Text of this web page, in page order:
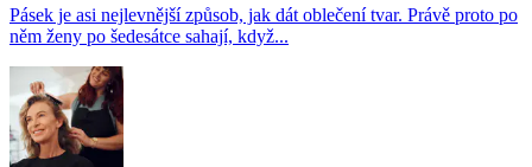
Pásek je asi nejlevnější způsob, jak dát oblečení tvar. Právě proto po
něm ženy po šedesátce sahají, když...